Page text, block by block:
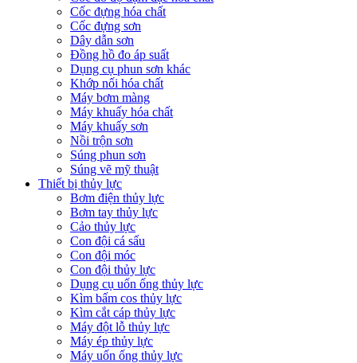
Cốc đựng hóa chất
Cốc đựng sơn
Dây dẫn sơn
Đồng hồ đo áp suất
Dụng cụ phun sơn khác
Khớp nối hóa chất
Máy bơm màng
Máy khuấy hóa chất
Máy khuấy sơn
Nồi trộn sơn
Súng phun sơn
Súng vẽ mỹ thuật
Thiết bị thủy lực
Bơm điện thủy lực
Bơm tay thủy lực
Cảo thủy lực
Con đội cá sấu
Con đội móc
Con đội thủy lực
Dụng cụ uốn ống thủy lực
Kìm bấm cos thủy lực
Kìm cắt cáp thủy lực
Máy đột lỗ thủy lực
Máy ép thủy lực
Máy uốn ống thủy lực